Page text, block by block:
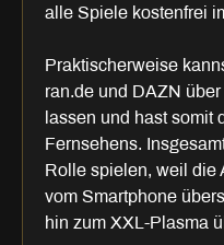
alle Spiele kostenfrei
Praktischerweise
ran.de und DAZN
lassen und hast somit
Fernsehens.
Rolle spielen, weil die
vom Smartphone
hin zum XXL-Plasma